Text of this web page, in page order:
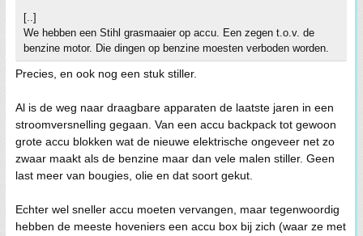
[..]
We hebben een Stihl grasmaaier op accu. Een zegen t.o.v. de
benzine motor. Die dingen op benzine moesten verboden worden.
Precies, en ook nog een stuk stiller.
Al is de weg naar draagbare apparaten de laatste jaren in een
stroomversnelling gegaan. Van een accu backpack tot gewoon
grote accu blokken wat de nieuwe elektrische ongeveer net zo
zwaar maakt als de benzine maar dan vele malen stiller. Geen
last meer van bougies, olie en dat soort gekut.
Echter wel sneller accu moeten vervangen, maar tegenwoordig
hebben de meeste hoveniers een accu box bij zich (waar ze met